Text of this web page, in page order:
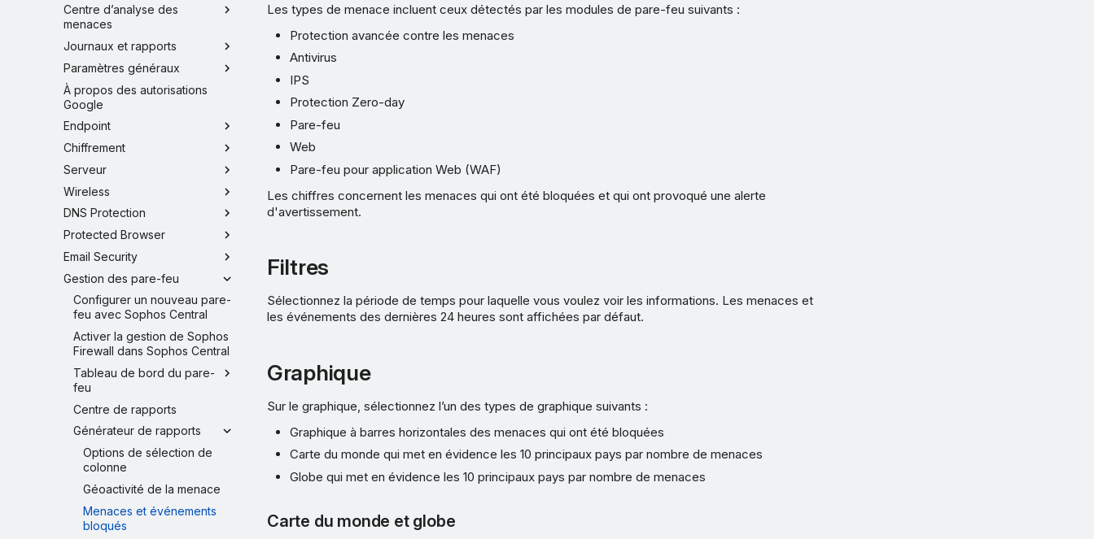
Centre d’analyse des
menaces
Journaux et rapports
Paramètres généraux
À propos des autorisations
Google
Endpoint
Chiffrement
Serveur
Wireless
DNS Protection
Protected Browser
Email Security
Gestion des pare-feu
Configurer un nouveau pare-
feu avec Sophos Central
Activer la gestion de Sophos
Firewall dans Sophos Central
Tableau de bord du pare-
feu
Centre de rapports
Générateur de rapports
Options de sélection de
colonne
Géoactivité de la menace
Menaces et événements
bloqués
Les types de menace incluent ceux détectés par les modules de pare-feu suivants :
Protection avancée contre les menaces
Antivirus
IPS
Protection Zero-day
Pare-feu
Web
Pare-feu pour application Web (WAF)
Les chiffres concernent les menaces qui ont été bloquées et qui ont provoqué une alerte
d'avertissement.
Filtres
Sélectionnez la période de temps pour laquelle vous voulez voir les informations. Les menaces et
les événements des dernières 24 heures sont affichées par défaut.
Graphique
Sur le graphique, sélectionnez l’un des types de graphique suivants :
Graphique à barres horizontales des menaces qui ont été bloquées
Carte du monde qui met en évidence les 10 principaux pays par nombre de menaces
Globe qui met en évidence les 10 principaux pays par nombre de menaces
Carte du monde et globe